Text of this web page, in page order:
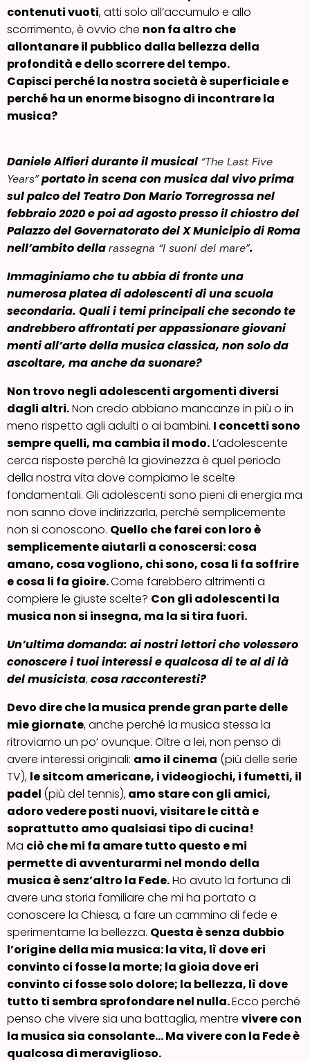
contenuti vuoti, atti solo all’accumulo e allo
scorrimento, è ovvio che non fa altro che
allontanare il pubblico dalla bellezza della
profondità e dello scorrere del tempo.
Capisci perché la nostra società è superficiale e
perché ha un enorme bisogno di incontrare la
musica?
Daniele Alfieri durante il musical “The Last Five
Years”portato in scena con musica dal vivo prima
sul palco del Teatro Don Mario Torregrossa nel
febbraio 2020 e poi ad agosto presso il chiostro del
Palazzo del Governatorato del X Municipio di Roma
nell’ambito dellarassegna “I suoni del mare”.
Immaginiamo che tu abbia di fronte una
numerosa platea di adolescenti di una scuola
secondaria. Quali i temi principali che secondo te
andrebbero affrontati per appassionare giovani
menti all’arte della musica classica, non solo da
ascoltare, ma anche da suonare?
Non trovo negli adolescenti argomenti diversi
dagli altri.Non credo abbiano mancanze in più o in
meno rispetto agli adulti o ai bambini. I concetti sono
sempre quelli, ma cambia il modo.L’adolescente
cerca risposte perché la giovinezza è quel periodo
della nostra vita dove compiamo le scelte
fondamentali. Gli adolescenti sono pieni di energia ma
non sanno dove indirizzarla, perché semplicemente
non si conoscono. Quello che farei con loro è
semplicemente aiutarli a conoscersi: cosa
amano, cosa vogliono, chi sono, cosa li fa soffrire
e cosa li fa gioire.Come farebbero altrimenti a
compiere le giuste scelte? Con gli adolescenti la
musica non si insegna, ma la si tira fuori.
Un’ultima domanda: ai nostri lettori che volessero
conoscerei tuoi interessi equalcosa di teal di là
del musicista,cosa racconteresti?
Devo dire che la musica prende gran parte delle
mie giornate, anche perché la musica stessa la
ritroviamo un po’ ovunque. Oltre a lei, non penso di
avere interessi originali: amo il cinema (più delle serie
TV), le sitcom americane, i videogiochi, i fumetti, il
padel (più del tennis),amo stare con gli amici,
adoro vedere posti nuovi, visitare le città e
soprattutto amo qualsiasi tipo di cucina!
Ma ciò che mi fa amare tutto questo e mi
permette di avventurarmi nel mondo della
musica è senz’altro la Fede.Ho avuto la fortuna di
avere una storia familiare che mi ha portato a
conoscere la Chiesa, a fare un cammino di fede e
sperimentarne la bellezza. Questa è senza dubbio
l’origine della mia musica: la vita, lì dove eri
convinto ci fosse la morte; la gioia dove eri
convinto ci fosse solo dolore; la bellezza, lì dove
tutto ti sembra sprofondare nel nulla.Ecco perché
penso che vivere sia una battaglia, mentre vivere con
la musica sia consolante… Ma vivere con la Fede è
qualcosa di meraviglioso.